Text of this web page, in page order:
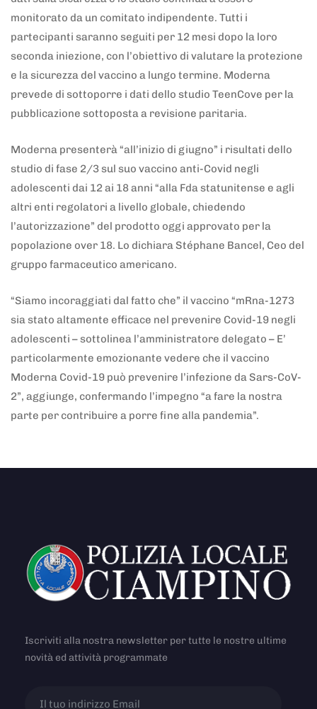
monitorato da un comitato indipendente. Tutti i
partecipanti saranno seguiti per 12 mesi dopo la loro
seconda iniezione, con l’obiettivo di valutare la protezione
e la sicurezza del vaccino a lungo termine. Moderna
prevede di sottoporre i dati dello studio TeenCove per la
pubblicazione sottoposta a revisione paritaria.
Moderna presenterà “all’inizio di giugno” i risultati dello
studio di fase 2/3 sul suo vaccino anti-Covid negli
adolescenti dai 12 ai 18 anni “alla Fda statunitense e agli
altri enti regolatori a livello globale, chiedendo
l’autorizzazione” del prodotto oggi approvato per la
popolazione over 18. Lo dichiara Stéphane Bancel, Ceo del
gruppo farmaceutico americano.
“Siamo incoraggiati dal fatto che” il vaccino “mRna-1273
sia stato altamente efficace nel prevenire Covid-19 negli
adolescenti – sottolinea l’amministratore delegato – E’
particolarmente emozionante vedere che il vaccino
Moderna Covid-19 può prevenire l’infezione da Sars-CoV-
2”, aggiunge, confermando l’impegno “a fare la nostra
parte per contribuire a porre fine alla pandemia”.
Iscriviti alla nostra newsletter per tutte le nostre ultime
novità ed attività programmate